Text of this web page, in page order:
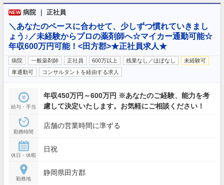
NEW 病院 ｜ 正社員
＼あなたのペースに合わせて、少しずつ慣れていきまし
ょう♪／未経験からプロの薬剤師へ☆マイカー通勤可能☆
年収600万円可能！<田方郡>★正社員求人★
病院 一般薬剤師 正社員 600万以上 残業なし／ほぼなし
未経験可
車通勤可
コンサルタントを経由する求人
給与・手当
年収450万円～600万円 ※あなたのご経験、能力を考
慮して決定いたします。お気軽にご相談ください！
勤務時間
店舗の営業時間に準ずる
休日・休暇
日祝
勤務地
静岡県田方郡